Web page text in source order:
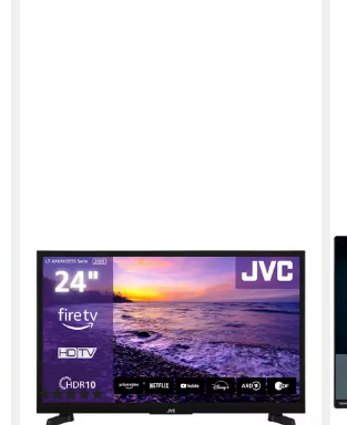
JVC
LT-24VRH3555 LCD-LED Fernseher
60 cm/24 Zoll Diagonale
LED Bildschirmtechnologie
HD-ready Auflösung
Produktdatenblatt
(9)
139,99 € UVP199,99 €